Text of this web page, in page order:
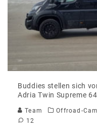
Buddies stellen sich
Adria Twin Supreme
Team Offroad-
12